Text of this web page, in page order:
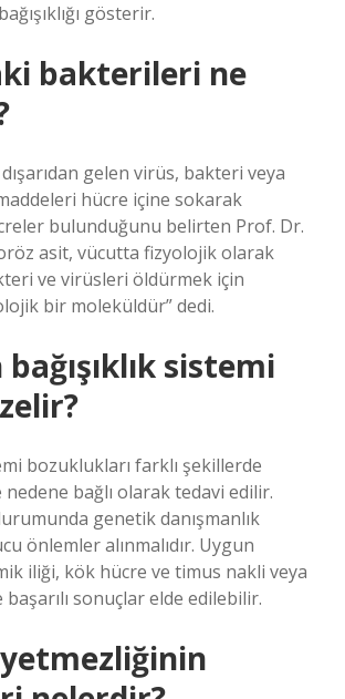
gösterir.
bakterileri ne
gelen virüs, bakteri veya
hücre içine sokarak
bulunduğunu belirten Prof. Dr.
asit, vücutta fizyolojik olarak
ve virüsleri öldürmek için
bir moleküldür” dedi.
sistemi
bozuklukları farklı şekillerde
nedene bağlı olarak tedavi edilir.
genetik danışmanlık
önlemler alınmalıdır. Uygun
iliği, kök hücre ve timus nakli veya
sonuçlar elde edilebilir.